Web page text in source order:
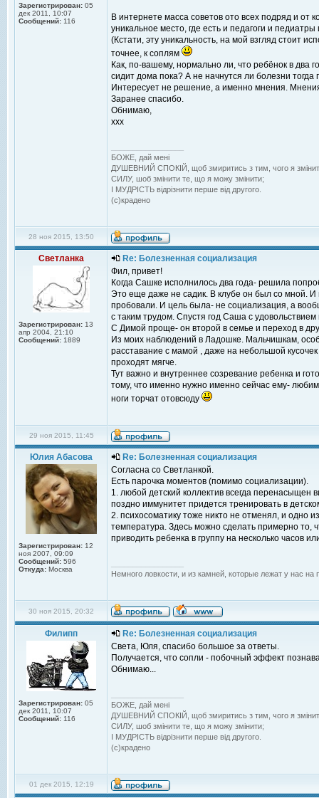
Зарегистрирован: 05
дек 2011, 10:07
Сообщений: 116
В интернете масса советов ото всех подряд и от
уникальное место, где есть и педагоги и
(Кстати, эту уникальность, на мой взгляд стоит
точнее, к соплям
Как, по-вашему, нормально ли, что ребёнок в два
сидит дома пока? А не начнутся ли болезни тогда
Интересует не решение, а именно мнения. Мнения
Заранее спасибо.
Обнимаю,
ххх
БОЖЕ, дай менi
ДУШЕВНИЙ СПОКIЙ, щоб змиритись з тим, чого я
СИЛУ, шоб змiнити те, що я можу змiнити;
I МУДРIСТЬ вiдрiзнити перше вiд другого.
(с)крадено
28 ноя 2015, 13:50
Светланка
Зарегистрирован: 13
апр 2004, 21:10
Сообщений: 1889
Re: Болезненная социализация
Фил, привет!
Когда Сашке исполнилось два года- решила
Это еще даже не садик. В клубе он был со мной. И
пробовали. И цель была- не социализация, а
с таким трудом. Спустя год Саша с
С Димой проще- он второй в семье и переход в
Из моих наблюдений в Ладошке. Мальчишкам,
расставание с мамой , даже на небольшой
проходят мягче.
Тут важно и внутреннее созревание ребенка и
тому, что именно нужно именно сейчас ему-
ноги торчат отовсюду
29 ноя 2015, 11:45
Юлия Абасова
Зарегистрирован: 12
ноя 2007, 09:09
Сообщений: 596
Откуда: Москва
Re: Болезненная социализация
Согласна со Светланкой.
Есть парочка моментов (помимо социализации).
1. любой детский коллектив всегда перенасыщен
поздно иммунитет придется тренировать в
2. психосоматику тоже никто не отменял, и одно
температура. Здесь можно сделать примерно то,
приводить ребенка в группу на несколько часов
Немного ловкости, и из камней, которые лежат у нас на
30 ноя 2015, 20:32
Филипп
Зарегистрирован: 05
дек 2011, 10:07
Сообщений: 116
Re: Болезненная социализация
Света, Юля, спасибо большое за ответы.
Получается, что сопли - побочный эффект
Обнимаю...
БОЖЕ, дай менi
ДУШЕВНИЙ СПОКIЙ, щоб змиритись з тим, чого я
СИЛУ, шоб змiнити те, що я можу змiнити;
I МУДРIСТЬ вiдрiзнити перше вiд другого.
(с)крадено
01 дек 2015, 12:19